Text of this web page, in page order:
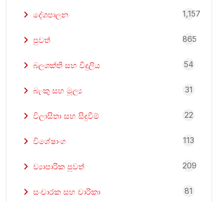
දේශපාලන 1,157
පුවත් 865
බලශක්ති සහ විදුලිය 54
බැංකු සහ මූල්‍ය 31
විලාසිතා සහ සිදුවීම් 22
විශේෂාංග 113
ව්‍යාපාරික පුවත් 209
සංචාරක සහ චාරිකා 81